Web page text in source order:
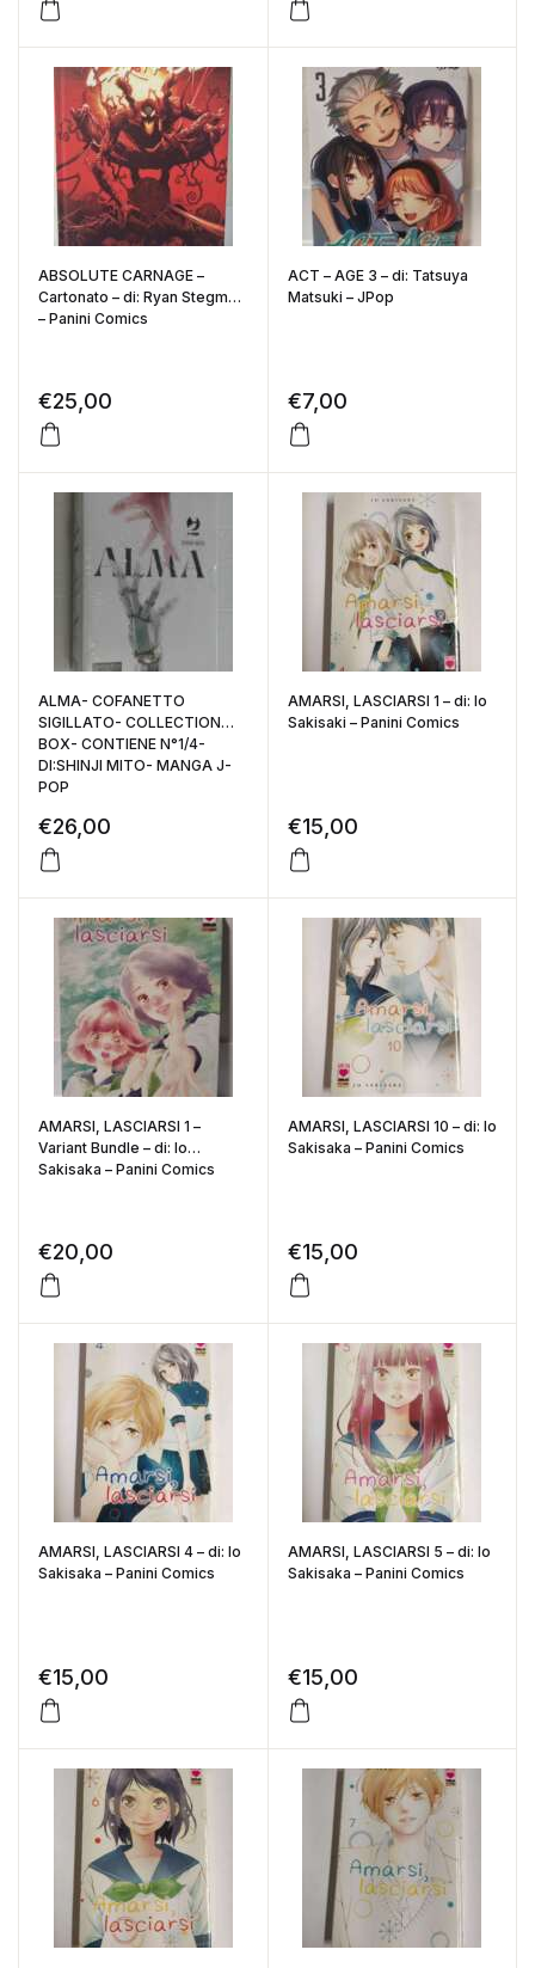
ABSOLUTE CARNAGE –
Cartonato – di: Ryan Stegman
– Panini Comics
€25,00
ACT – AGE 3 – di: Tatsuya
Matsuki – JPop
€7,00
ALMA- COFANETTO
SIGILLATO- COLLECTION
BOX- CONTIENE N°1/4-
DI:SHINJI MITO- MANGA J-
POP
€26,00
AMARSI, LASCIARSI 1 – di: Io
Sakisaki – Panini Comics
€15,00
AMARSI, LASCIARSI 1 –
Variant Bundle – di: Io
Sakisaka – Panini Comics
€20,00
AMARSI, LASCIARSI 10 – di: Io
Sakisaka – Panini Comics
€15,00
AMARSI, LASCIARSI 4 – di: Io
Sakisaka – Panini Comics
€15,00
AMARSI, LASCIARSI 5 – di: Io
Sakisaka – Panini Comics
€15,00